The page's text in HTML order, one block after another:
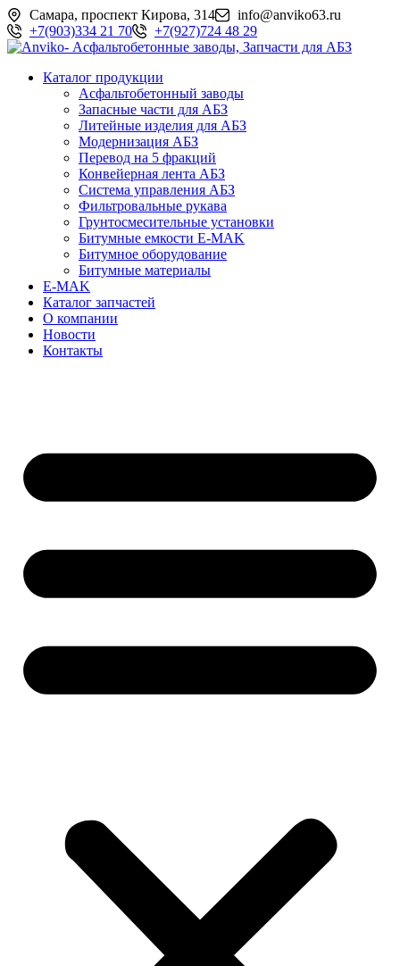
Перейти
к
содержимому
Самара, проспект Кирова, 314
info@anviko63.ru
+7(903)334 21 70
+7(927)724 48 29
Каталог продукции
Асфальтобетонный заводы
Запасные части для АБЗ
Литейные изделия для АБЗ
Модернизация АБЗ
Перевод на 5 фракций
Конвейерная лента АБЗ
Система управления АБЗ
Фильтровальные рукава
Грунтосмесительные установки
Битумные емкости E-MAK
Битумное оборудование
Битумные материалы
E-MAK
Каталог запчастей
О компании
Новости
Контакты